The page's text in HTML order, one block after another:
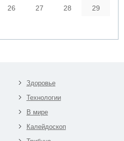
26 27 28
29
Здоровье
Технологии
В мире
Калейдоскоп